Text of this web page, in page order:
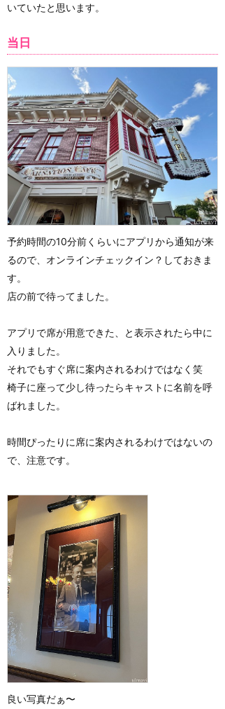
いていたと思います。
当日
予約時間の10分前くらいにアプリから通知が来
るので、オンラインチェックイン？しておきま
す。
店の前で待ってました。
アプリで席が用意できた、と表示されたら中に
入りました。
それでもすぐ席に案内されるわけではなく笑
椅子に座って少し待ったらキャストに名前を呼
ばれました。
時間ぴったりに席に案内されるわけではないの
で、注意です。
良い写真だぁ〜